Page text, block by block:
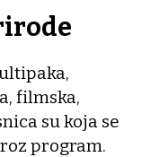
filmska,
su koja se
program.